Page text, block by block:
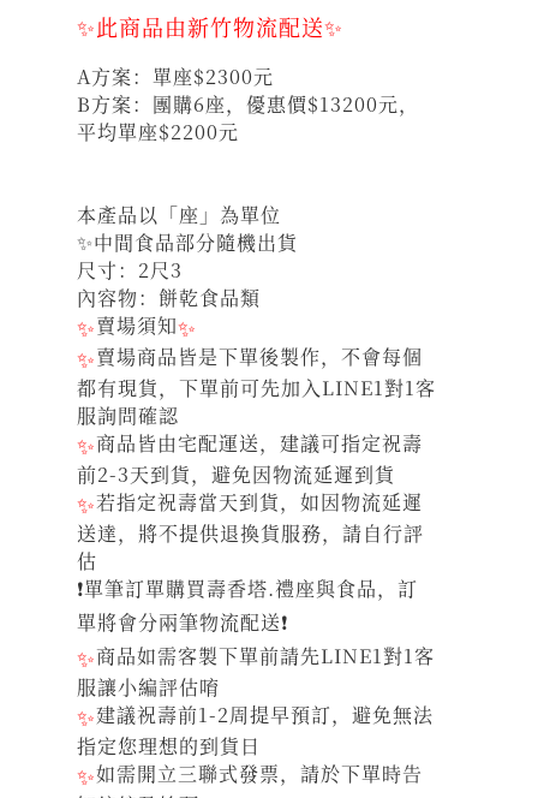
✨此商品由新竹物流配送✨
A方案：單座$2300元
B方案：團購6座，優惠價$13200元，
平均單座$2200元
本產品以「座」為單位
✨中間食品部分隨機出貨
尺寸：2尺3
內容物：餅乾食品類
✨賣場須知✨
✨賣場商品皆是下單後製作，不會每個
都有現貨，下單前可先加入LINE1對1客
服詢問確認
✨商品皆由宅配運送，建議可指定祝壽
前2-3天到貨，避免因物流延遲到貨
✨若指定祝壽當天到貨，如因物流延遲
送達，將不提供退換貨服務，請自行評
估
❗單筆訂單購買壽香塔.禮座與食品，訂
單將會分兩筆物流配送❗
✨商品如需客製下單前請先LINE1對1客
服讓小編評估唷
✨建議祝壽前1-2周提早預訂，避免無法
指定您理想的到貨日
✨如需開立三聯式發票，請於下單時告